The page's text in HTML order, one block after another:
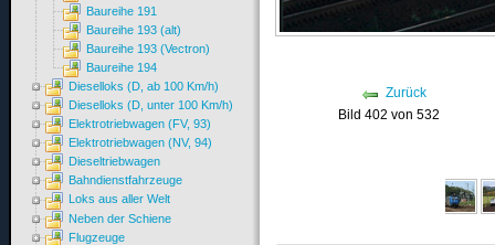
Zurück
Bild 402 von 532
Baureihe 191
Baureihe 193 (alt)
Baureihe 193 (Vectron)
Baureihe 194
Dieselloks (D, ab 100 Km/h)
Dieselloks (D, unter 100 Km/h)
Elektrotriebwagen (FV, 93)
Elektrotriebwagen (NV, 94)
Dieseltriebwagen
Bahndienstfahrzeuge
Loks aus aller Welt
Neben der Schiene
Flugzeuge